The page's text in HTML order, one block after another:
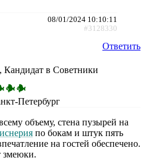
08/01/2024 10:10:11
#3128330
Ответить
Кандидат в Советники
Петербург
объему, стена пузырей на
по бокам и штук пять
на гостей обеспечено.
змеюки.